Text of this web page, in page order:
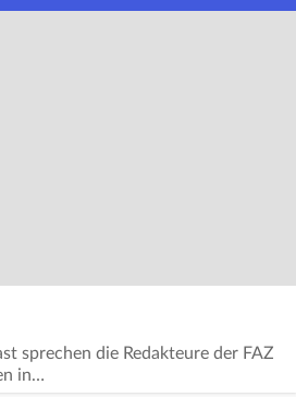
sprechen die Redakteure der FAZ
in…